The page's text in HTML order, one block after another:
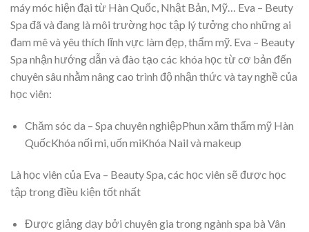
máy móc hiện đại từ Hàn Quốc, Nhật Bản, Mỹ… Eva – Beuty
Spa đã và đang là môi trường học tập lý tưởng cho những ai
đam mê và yêu thích lĩnh vực làm đẹp, thẩm mỹ. Eva – Beauty
Spa nhận hướng dẫn và đào tạo các khóa học từ cơ bản đến
chuyên sâu nhằm nâng cao trình độ nhận thức và tay nghề của
học viên:
Chăm sóc da – Spa chuyên nghiệpPhun xăm thẩm mỹ Hàn
QuốcKhóa nối mi, uốn miKhóa Nail và makeup
Là học viên của Eva – Beauty Spa, các học viên sẽ được học
tập trong điều kiện tốt nhất
Được giảng dạy bởi chuyên gia trong ngành spa bà Vân